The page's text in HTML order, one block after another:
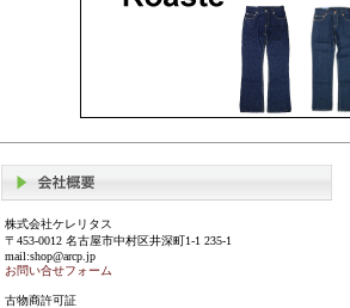
株式会社ケレリタス
〒453-0012 名古屋市中村区井深町1-1 235-1
mail:shop@arcp.jp
お問い合せフォーム
古物商許可証